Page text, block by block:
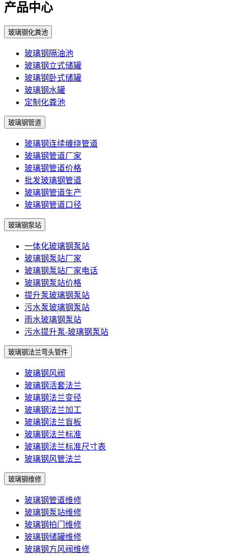
产品中心
玻璃钢化粪池
玻璃钢隔油池
玻璃钢立式储罐
玻璃钢卧式储罐
玻璃钢水罐
定制化粪池
玻璃钢管道
玻璃钢连续缠绕管道
玻璃钢管道厂家
玻璃钢管道价格
批发玻璃钢管道
玻璃钢管道生产
玻璃钢管道口径
玻璃钢泵站
一体化玻璃钢泵站
玻璃钢泵站厂家
玻璃钢泵站厂家电话
玻璃钢泵站价格
提升泵玻璃钢泵站
污水泵玻璃钢泵站
雨水玻璃钢泵站
污水提升泵-玻璃钢泵站
玻璃钢法兰弯头管件
玻璃钢风阀
玻璃钢活套法兰
玻璃钢法兰变径
玻璃钢法兰加工
玻璃钢法兰盲板
玻璃钢法兰标准
玻璃钢法兰标准尺寸表
玻璃钢风管法兰
玻璃钢维修
玻璃钢管道维修
玻璃钢泵站维修
玻璃钢拍门维修
玻璃钢储罐维修
玻璃钢方风阀维修